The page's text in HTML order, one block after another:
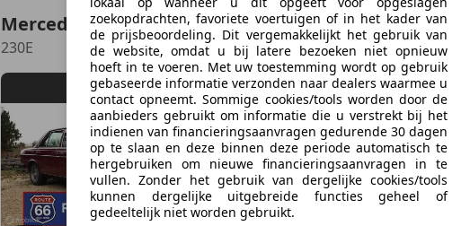
Mercedes-Benz 230
230E
€ 4.500
zoekopdrachten, favoriete voertuigen of in het kader van
de prijsbeoordeling. Dit vergemakkelijkt het gebruik van
de website, omdat u bij latere bezoeken niet opnieuw
hoeft in te voeren. Met uw toestemming wordt op gebruik
gebaseerde informatie verzonden naar dealers waarmee u
contact opneemt. Sommige cookies/tools worden door de
aanbieders gebruikt om informatie die u verstrekt bij het
indienen van financieringsaanvragen gedurende 30 dagen
op te slaan en deze binnen deze periode automatisch te
hergebruiken om nieuwe financieringsaanvragen in te
vullen. Zonder het gebruik van dergelijke cookies/tools
kunnen dergelijke uitgebreide functies geheel of
gedeeltelijk niet worden gebruikt.